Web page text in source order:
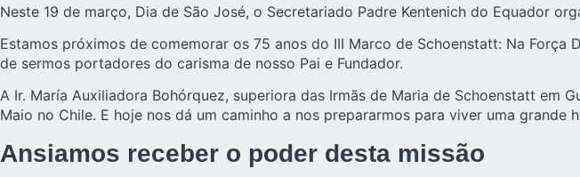
Neste 19 de março, Dia de São José, o Secretariado Padre Kentenich do Equador
Estamos próximos de comemorar os 75 anos do III Marco de Schoenstatt: Na Força
de sermos portadores do carisma de nosso Pai e Fundador.
A Ir. María Auxiliadora Bohórquez, superiora das Irmãs de Maria de Schoenstatt em
Maio no Chile. E hoje nos dá um caminho a nos prepararmos para viver uma grande
Ansiamos receber o poder desta missão